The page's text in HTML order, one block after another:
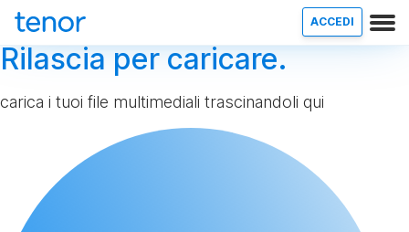
ACCEDI
Rilascia per caricare.
carica i tuoi file multimediali trascinandoli qui